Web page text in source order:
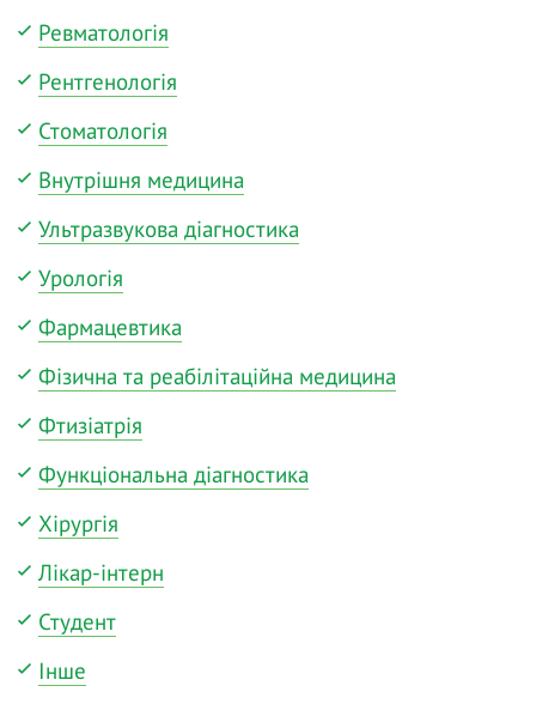
Ревматологія
Рентгенологія
Стоматологія
Внутрішня медицина
Ультразвукова діагностика
Урологія
Фармацевтика
Фізична та реабілітаційна медицина
Фтизіатрія
Функціональна діагностика
Хірургія
Лікар-інтерн
Студент
Інше